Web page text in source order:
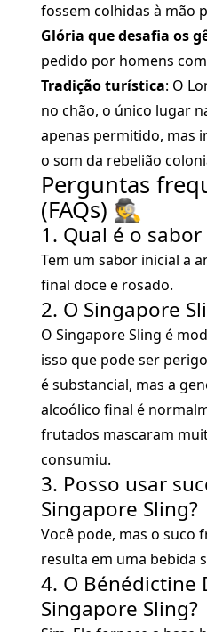
fossem colhidas à mão
Glória que desafia os
pedido por homens
Tradição turística: O
no chão, o único lugar
apenas permitido, mas
o som da rebelião
Perguntas
(FAQs) 🕵️
1. Qual é o
Tem um sabor inicial a
final doce e rosado.
2. O Singapore
O Singapore Sling é
isso que pode ser
é substancial, mas a
alcoólico final é
frutados mascaram
consumiu.
3. Posso usar
Singapore Sling?
Você pode, mas o suco
resulta em uma bebida
4. O Bénédictine
Singapore Sling?